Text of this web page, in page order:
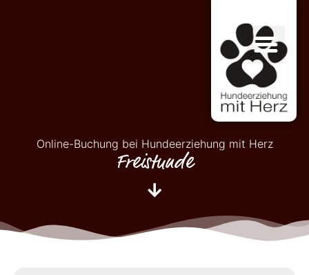
Online-Buchung bei Hundeerziehung mit Herz
Freistunde